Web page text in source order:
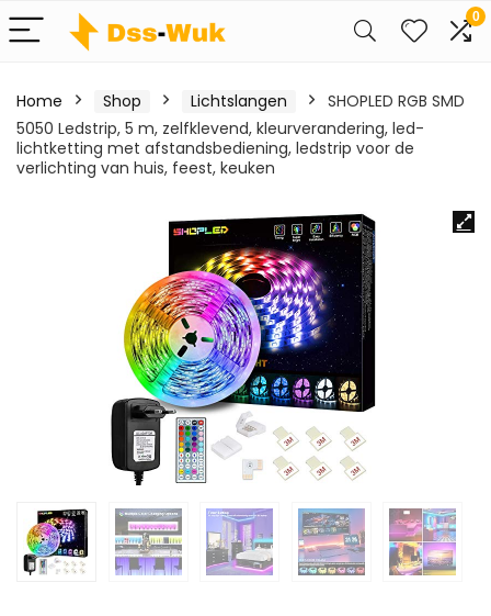
0
Home Shop Lichtslangen
SHOPLED RGB SMD
5050 Ledstrip, 5 m, zelfklevend, kleurverandering, led-
lichtketting met afstandsbediening, ledstrip voor de
verlichting van huis, feest, keuken